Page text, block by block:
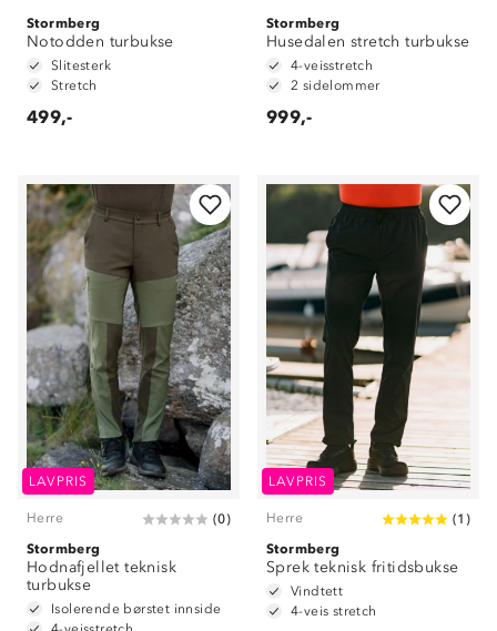
Stormberg
Notodden turbukse
Slitesterk
Stretch
499,-
Stormberg
Husedalen stretch turbukse
4-veisstretch
2 sidelommer
999,-
LAVPRIS
Herre (0)
Stormberg
Hodnafjellet teknisk
turbukse
Isolerende børstet innside
LAVPRIS
Herre (1 )
Stormberg
Sprek teknisk fritidsbukse
Vindtett
4-veis stretch